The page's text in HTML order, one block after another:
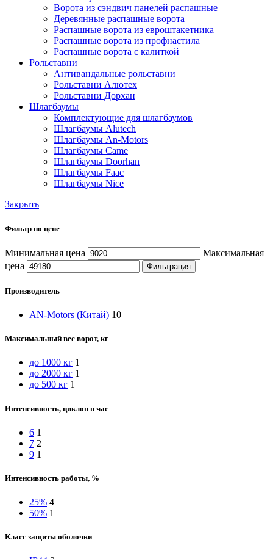
Ворота из сэндвич панелей распашные
Деревянные распашные ворота
Распашные ворота из евроштакетника
Распашные ворота из профнастила
Распашные ворота с калиткой
Рольставни
Антивандальные рольставни
Рольставни Алютех
Рольставни Дорхан
Шлагбаумы
Комплектующие для шлагбаумов
Шлагбаумы Alutech
Шлагбаумы An-Motors
Шлагбаумы Came
Шлагбаумы Doorhan
Шлагбаумы Faac
Шлагбаумы Nice
Закрыть
Фильтр по цене
Минимальная цена
Максимальная
цена
Фильтрация
Производитель
AN-Motors (Китай) 10
Максимальный вес ворот, кг
до 1000 кг 1
до 2000 кг 1
до 500 кг 1
Интенсивность, циклов в час
6 1
7 2
9 1
Интенсивность работы, %
25% 4
50% 1
Класс защиты оболочки